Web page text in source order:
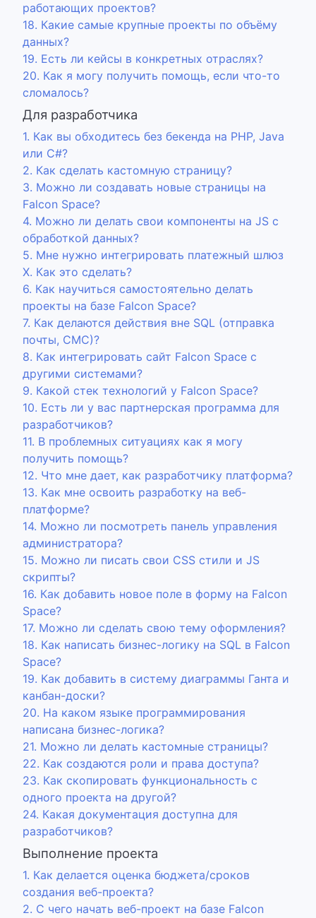
работающих проектов?
18. Какие самые крупные проекты по объёму
данных?
19. Есть ли кейсы в конкретных отраслях?
20. Как я могу получить помощь, если что-то
сломалось?
Для разработчика
1. Как вы обходитесь без бекенда на PHP, Java
или C#?
2. Как сделать кастомную страницу?
3. Можно ли создавать новые страницы на
Falcon Space?
4. Можно ли делать свои компоненты на JS с
обработкой данных?
5. Мне нужно интегрировать платежный шлюз
Х. Как это сделать?
6. Как научиться самостоятельно делать
проекты на базе Falcon Space?
7. Как делаются действия вне SQL (отправка
почты, СМС)?
8. Как интегрировать сайт Falcon Space с
другими системами?
9. Какой стек технологий у Falcon Space?
10. Есть ли у вас партнерская программа для
разработчиков?
11. В проблемных ситуациях как я могу
получить помощь?
12. Что мне дает, как разработчику платформа?
13. Как мне освоить разработку на веб-
платформе?
14. Можно ли посмотреть панель управления
администратора?
15. Можно ли писать свои CSS стили и JS
скрипты?
16. Как добавить новое поле в форму на Falcon
Space?
17. Можно ли сделать свою тему оформления?
18. Как написать бизнес-логику на SQL в Falcon
Space?
19. Как добавить в систему диаграммы Ганта и
канбан-доски?
20. На каком языке программирования
написана бизнес-логика?
21. Можно ли делать кастомные страницы?
22. Как создаются роли и права доступа?
23. Как скопировать функциональность с
одного проекта на другой?
24. Какая документация доступна для
разработчиков?
Выполнение проекта
1. Как делается оценка бюджета/сроков
создания веб-проекта?
2. С чего начать веб-проект на базе Falcon